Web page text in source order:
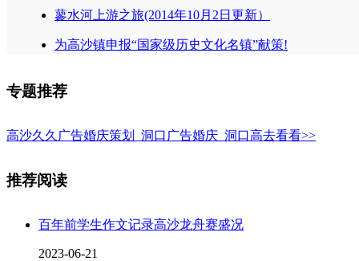
蓼水河上游之旅(2014年10月2日更新）
为高沙镇申报“国家级历史文化名镇”献策!
专题推荐
高沙久久广告婚庆策划_洞口广告婚庆_洞口高去看看>>
推荐阅读
百年前学生作文记录高沙龙舟赛盛况
2023-06-21